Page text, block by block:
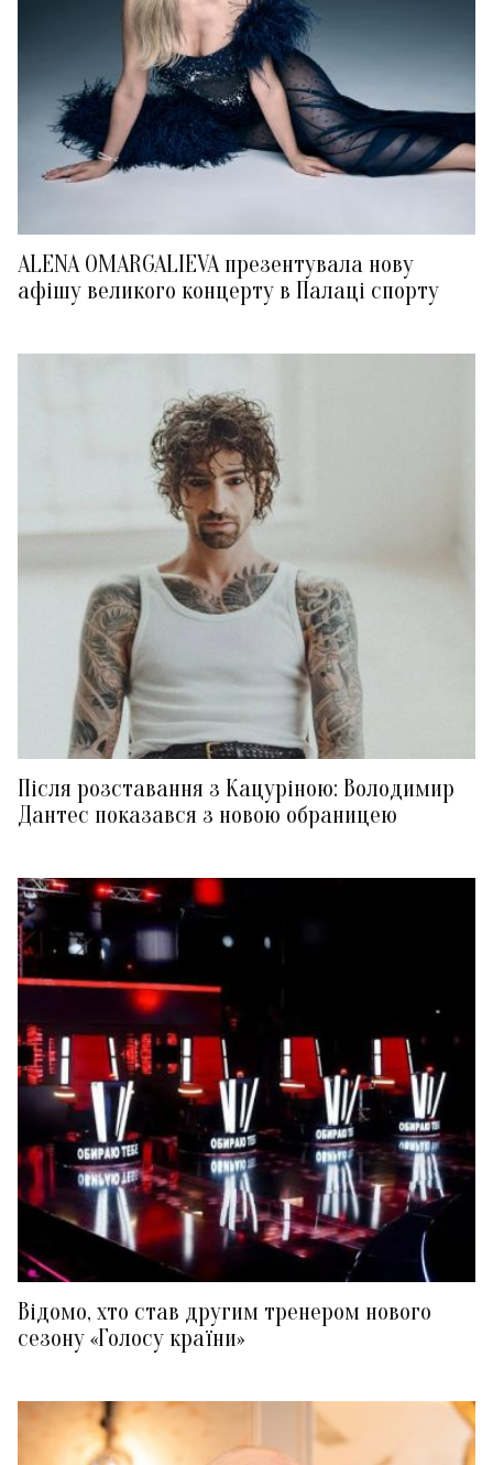
ALENA OMARGALIEVA презентувала нову
афішу великого концерту в Палаці спорту
Після розставання з Кацуріною: Володимир
Дантес показався з новою обраницею
Відомо, хто став другим тренером нового
сезону «Голосу країни»